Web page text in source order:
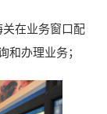
在业务窗口配
和办理业务；